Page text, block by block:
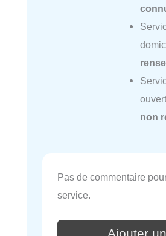
non
Pas de commentaire
service.